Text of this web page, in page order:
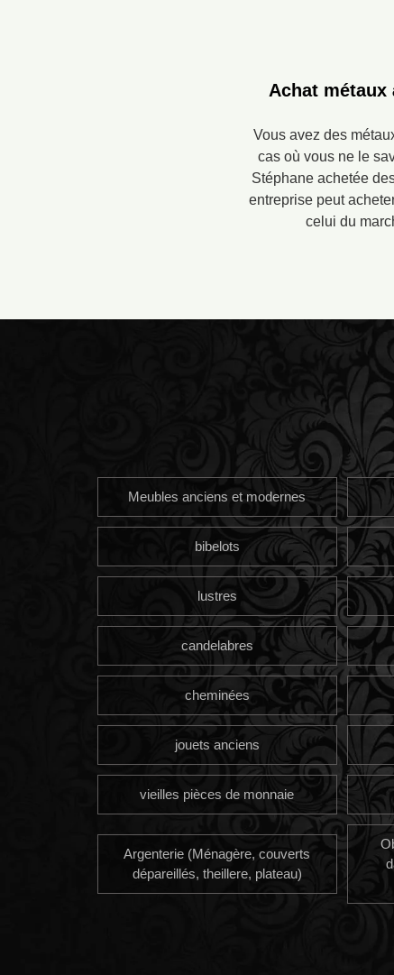
Achat métaux
Vous avez des
cas où vous ne le
Stéphane achetée
entreprise peut
celui du
Meubles anciens et modernes
bibelots
lustres
candelabres
cheminées
jouets anciens
vieilles pièces de monnaie
Argenterie (Ménagère, couverts
dépareillés, theillere, plateau)